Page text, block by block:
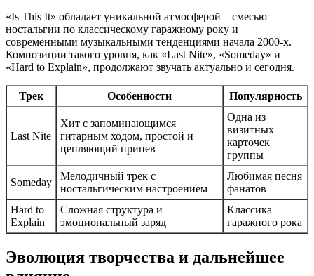
«Is This It» обладает уникальной атмосферой – смесью
ностальгии по классическому гаражному року и
современными музыкальными тенденциями начала 2000-х.
Композиции такого уровня, как «Last Nite», «Someday» и
«Hard to Explain», продолжают звучать актуально и сегодня.
Трек Особенности Популярность
Last Nite
Хит с запоминающимся
гитарным ходом, простой и
цепляющий припев
Одна из
визитных
карточек
группы
Someday
Мелодичный трек с
ностальгическим настроением
Любимая песня
фанатов
Hard to
Explain
Сложная структура и
эмоциональный заряд
Классика
гаражного рока
Эволюция творчества и дальнейшее